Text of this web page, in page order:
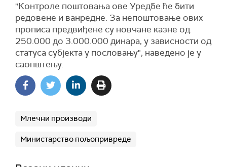
"Контроле поштовања ове Уредбе ће бити
редовене и ванредне. За непоштовање ових
прописа предвиђене су новчане казне од
250.000 до 3.000.000 динара, у зависности од
статуса субјекта у пословању", наведено је у
саопштењу.
Млечни производи
Министарство пољопривреде